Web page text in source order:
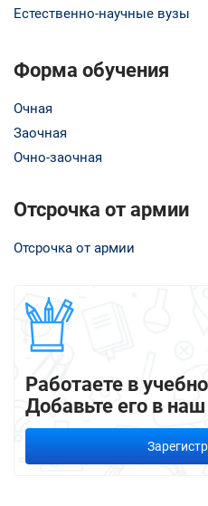
Естественно-научные вузы
Форма обучения
Очная
Заочная
Очно-заочная
Отсрочка от армии
Отсрочка от армии
Работаете в
Добавьте его в